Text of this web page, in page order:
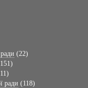
(22)
ради (118)